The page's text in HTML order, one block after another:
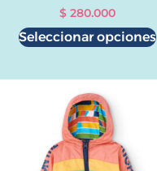
$280.000
Seleccionar opciones